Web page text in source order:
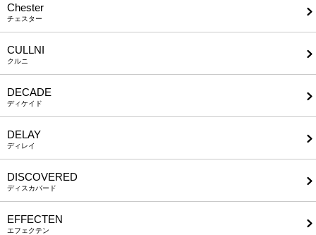
Chester
チェスター
CULLNI
クルニ
DECADE
ディケイド
DELAY
ディレイ
DISCOVERED
ディスカバード
EFFECTEN
エフェクテン